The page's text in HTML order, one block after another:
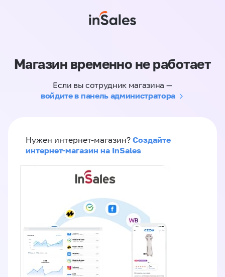
Магазин временно не работает
Если вы сотрудник магазина —
войдите в панель администратора
Нужен интернет-магазин? Создайте
интернет-магазин на InSales